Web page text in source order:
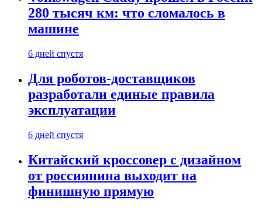
280 тысяч км: что сломалось в
машине
6 дней спустя
Для роботов-доставщиков
разработали единые правила
эксплуатации
6 дней спустя
Китайский кроссовер с дизайном
от россиянина выходит на
финишную прямую